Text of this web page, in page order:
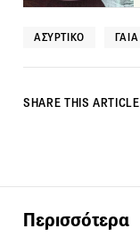
ΑΣΎΡΤΙΚΟ ΓΑΙΑ
SHARE THIS ARTICLE
Περισσότερα